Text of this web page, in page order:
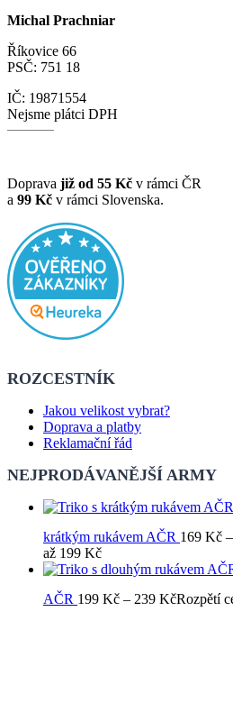
Michal Prachniar
Říkovice 66
PSČ: 751 18
IČ: 19871554
Nejsme plátci DPH
Doprava již od 55 Kč v rámci ČR
a 99 Kč v rámci Slovenska.
ROZCESTNÍK
Jakou velikost vybrat?
Doprava a platby
Reklamační řád
NEJPRODÁVANĚJŠÍ ARMY
krátkým rukávem AČR 169 Kč –
až 199 Kč
AČR 199 Kč – 239 KčRozpětí